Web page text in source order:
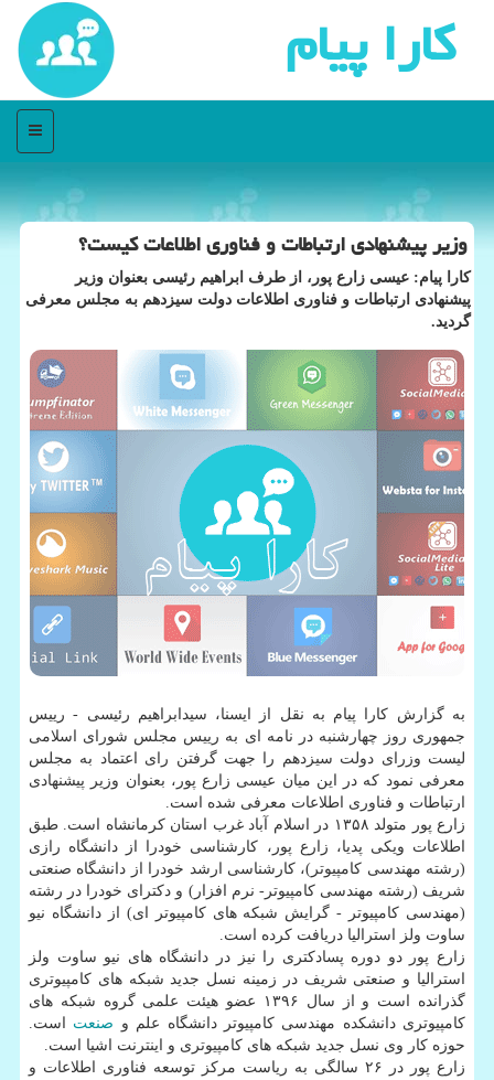
كارا پیام
منو
وزیر پیشنهادی ارتباطات و فناوری اطلاعات کیست؟
کارا پیام: عیسی زارع پور، از طرف ابراهیم رئیسی بعنوان وزیر
پیشنهادی ارتباطات و فناوری اطلاعات دولت سیزدهم به مجلس معرفی
گردید.
به گزارش کارا پیام به نقل از ایسنا، سیدابراهیم رئیسی - رییس
جمهوری روز چهارشنبه در نامه ای به رییس مجلس شورای اسلامی
لیست وزرای دولت سیزدهم را جهت گرفتن رای اعتماد به مجلس
معرفی نمود که در این میان عیسی زارع پور، بعنوان وزیر پیشنهادی
ارتباطات و فناوری اطلاعات معرفی شده است.
زارع پور متولد ۱۳۵۸ در اسلام آباد غرب استان کرمانشاه است. طبق
اطلاعات ویکی پدیا، زارع پور، کارشناسی خودرا از دانشگاه رازی
(رشته مهندسی کامپیوتر)، کارشناسی ارشد خودرا از دانشگاه صنعتی
شریف (رشته مهندسی کامپیوتر- نرم افزار) و دکترای خودرا در رشته
(مهندسی کامپیوتر - گرایش شبکه های کامپیوتر ای) از دانشگاه نیو
ساوت ولز استرالیا دریافت کرده است.
زارع پور دو دوره پسادکتری را نیز در دانشگاه های نیو ساوت ولز
استرالیا و صنعتی شریف در زمینه نسل جدید شبکه های کامپیوتری
گذرانده است و از سال ۱۳۹۶ عضو هیئت علمی گروه شبکه های
کامپیوتری دانشکده مهندسی کامپیوتر دانشگاه علم و صنعت است.
حوزه کار وی نسل جدید شبکه های کامپیوتری و اینترنت اشیا است.
زارع پور در ۲۶ سالگی به ریاست مرکز توسعه فناوری اطلاعات و